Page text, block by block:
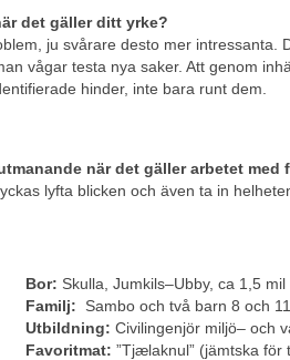
det gäller ditt yrke?
ju svårare desto mer
vågar testa nya saker. Att genom
hinder, inte bara runt dem.
när det gäller arbetet
lyfta blicken och även ta in
Bor: Skulla, Jumkils–Ubby, ca 1,5
Familj: Sambo och två barn 8 och
Utbildning: Civilingenjör miljö– och
Favoritmat: ”Tjælaknul” (jämtska för